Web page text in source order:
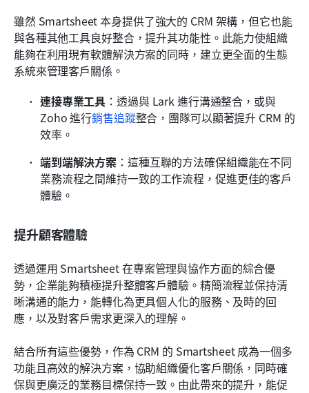
雖然 Smartsheet 本身提供了強大的 CRM 架構，但它也能
與各種其他工具良好整合，提升其功能性。此能力使組織
能夠在利用現有軟體解決方案的同時，建立更全面的生態
系統來管理客戶關係。
連接專業工具 ：透過與 Lark 進行溝通整合，或與
Zoho 進行銷售追蹤整合，團隊可以顯著提升 CRM 的
效率。
端到端解決方案 ：這種互聯的方法確保組織能在不同
業務流程之間維持一致的工作流程，促進更佳的客戶
體驗。
提升顧客體驗
透過運用 Smartsheet 在專案管理與協作方面的綜合優
勢，企業能夠積極提升整體客戶體驗。精簡流程並保持清
晰溝通的能力，能轉化為更具個人化的服務、及時的回
應，以及對客戶需求更深入的理解。
結合所有這些優勢，作為 CRM 的 Smartsheet 成為一個多
功能且高效的解決方案，協助組織優化客戶關係，同時確
保與更廣泛的業務目標保持一致。由此帶來的提升，能促